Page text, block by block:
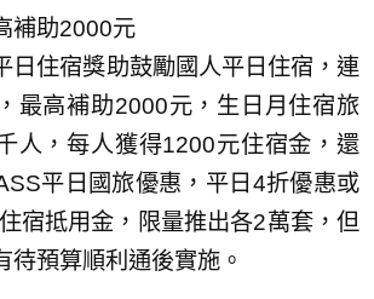
補助2000元
日住宿獎助鼓勵國人平日住宿，連
最高補助2000元，生日月住宿旅
人，每人獲得1200元住宿金，還
平日國旅優惠，平日4折優惠或
宿抵用金，限量推出各2萬套，但
待預算順利通後實施。